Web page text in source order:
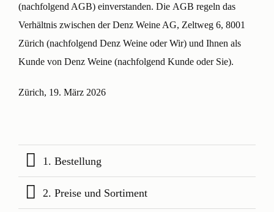
(nachfolgend AGB) einverstanden. Die AGB regeln das
Verhältnis zwischen der Denz Weine AG, Zeltweg 6, 8001
Zürich (nachfolgend Denz Weine oderWir) und Ihnen als
Kunde von Denz Weine (nachfolgend Kunde oder Sie).
Zürich, 19. März 2026
1. Bestellung
2. Preise und Sortiment